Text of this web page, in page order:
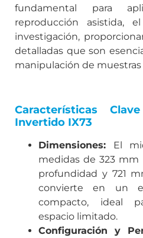
fundamental para
reproducción asistida,
investigación,
detalladas que son
manipulación de muestras
Características
Invertido IX73
Dimensiones: El
medidas de 323
profundidad y 721
convierte en un
compacto, ideal
espacio limitado.
Configuración y